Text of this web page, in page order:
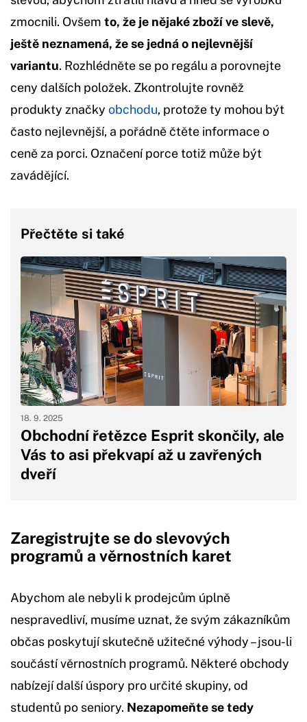
zmocnili. Ovšem to, že je nějaké zboží ve slevě,
ještě neznamená, že se jedná o nejlevnější
variantu. Rozhlédněte se po regálu a porovnejte
ceny dalších položek. Zkontrolujte rovněž
produkty značky obchodu, protože ty mohou být
často nejlevnější, a pořádně čtěte informace o
ceně za porci. Označení porce totiž může být
zavádějící.
Přečtěte si také
Obchodní řetězce Esprit skončily, ale
Vás to asi překvapí až u zavřených
dveří
18. 9. 2025
Zaregistrujte se do slevových
programů a věrnostních karet
Abychom ale nebyli k prodejcům úplně
nespravedliví, musíme uznat, že svým zákazníkům
občas poskytují skutečně užitečné výhody – jsou-li
součástí věrnostních programů. Některé obchody
nabízejí další úspory pro určité skupiny, od
studentů po seniory. Nezapomeňte se tedy